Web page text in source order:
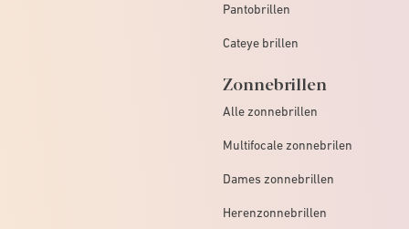
Pantobrillen
Cateye brillen
Zonnebrillen
Alle zonnebrillen
Multifocale zonnebrilen
Dames zonnebrillen
Herenzonnebrillen